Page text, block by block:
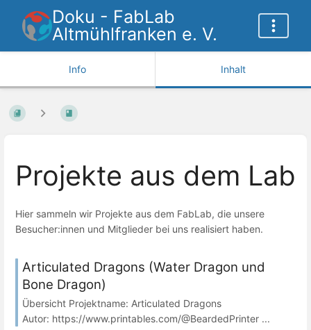
Doku - FabLab
Altmühlfranken e. V.
Info Inhalt
Projekte aus dem Lab
Hier sammeln wir Projekte aus dem FabLab, die unsere
Besucher:innen und Mitglieder bei uns realisiert haben.
Articulated Dragons (Water Dragon und
Bone Dragon)
Übersicht Projektname: Articulated Dragons
Autor: https://www.printables.com/@BeardedPrinter ...